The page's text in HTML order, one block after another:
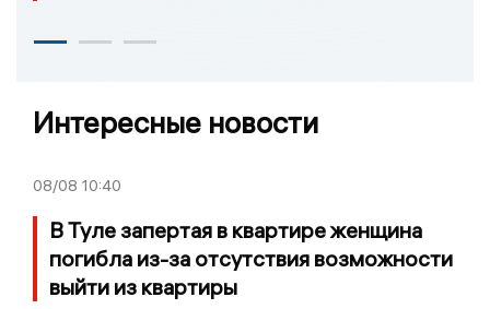
Интересные новости
08/08 10:40
В Туле запертая в квартире женщина
погибла из-за отсутствия возможности
выйти из квартиры